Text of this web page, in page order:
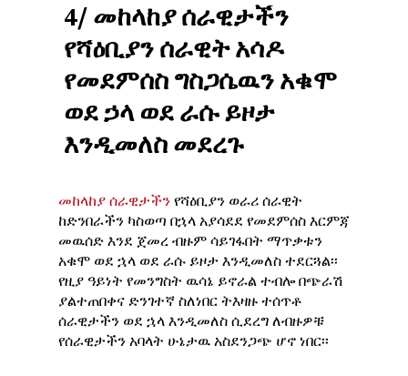
4/ መከላከያ ሰራዊታችን
የሻዕቢያን ሰራዊት አሳዶ
የመደምሰስ ግስጋሴዉን አቁሞ
ወደኃላ ወደ ራሱ ይዞታ
እንዲመለስ መደረጉ
መከላከያ ሰራዊታችን የሻዕቢያን ወራሪ ሰራዊት
ከድንበራችን ካስወጣ በኋላ አያሳደደ የመደምሰስ እርምጃ
መዉሰድ እንደ ጀመረ ብዙም ሳይገፋበት ማጥቃቱን
አቁሞ ወደ ኋላ ወደ ራሱ ይዞታ እንዲመለስ ተደርጓል፡፡
የዚያ ዓይነት የመንግስት ዉሳኔ ይኖራል ተብሎ በጭራሽ
ያልተጠበቀና ድንገተኛ ስለነበር ትእዛዙ ተሰጥቶ
ሰራዊታችን ወደ ኋላ እንዲመለስ ሲደረግ ለብዙዎቹ
የሰራዊታችን አባላት ሁኔታዉ አስደንጋጭ ሆኖ ነበር፡፡